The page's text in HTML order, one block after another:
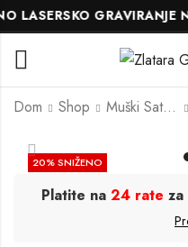
GRAVIRANJE NA
Dom Shop Muški Satovi
20% SNIŽENO
Platite na 24 rate za